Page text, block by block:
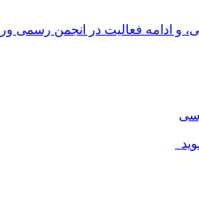
و ادامه فعالیت در انجمن رسمی